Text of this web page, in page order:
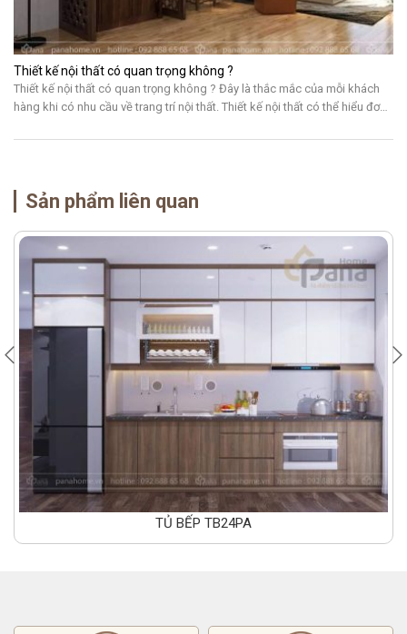
Thiết kế nội thất có quan trọng không ?
Thiết kế nội thất có quan trọng không ? Đây là thắc mắc của mỗi khách
hàng khi có nhu cầu về trang trí nội thất. Thiết kế nội thất có thể hiểu đơn
trên một phong cách, ý […]
Sản phẩm liên quan
TỦ BẾP TB24PA